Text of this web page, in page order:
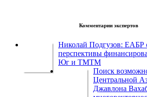
Комментарии экспертов
Николай Подгузов: ЕАБР
перспективы
Юг и ТМТМ
Поиск
Центральной
Джавлона